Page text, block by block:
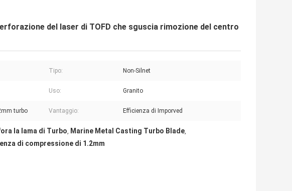
del laser di TOFD che sguscia rimozione del centro
Tipo: Non-Silnet
Uso: Granito
turbo Vantaggio: Efficienza di Imporved
la lama di Turbo, Marine Metal Casting Turbo Blade,
di compressione di 1.2mm